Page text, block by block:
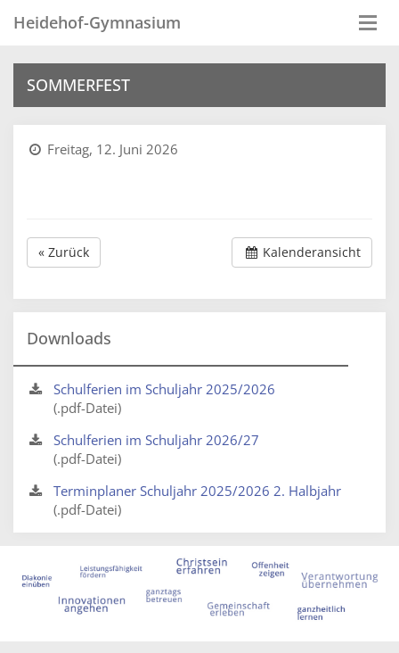
Heidehof-Gymnasium
SOMMERFEST
Freitag, 12. Juni 2026
« Zurück Kalenderansicht
Downloads
Schulferien im Schuljahr 2025/2026
(.pdf-Datei)
Schulferien im Schuljahr 2026/27
(.pdf-Datei)
Terminplaner Schuljahr 2025/2026 2. Halbjahr
(.pdf-Datei)